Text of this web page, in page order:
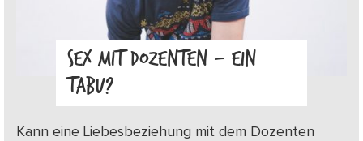
SEX MIT DOZENTEN – EIN
TABU?
Kann eine Liebesbeziehung mit dem Dozenten